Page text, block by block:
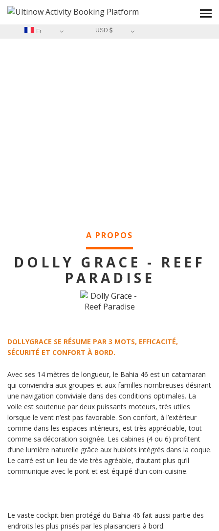
Fr USD
A PROPOS
DOLLY GRACE - REEF
PARADISE
DOLLYGRACE SE RÉSUME PAR 3 MOTS, EFFICACITÉ,
SÉCURITÉ ET CONFORT À BORD.
Avec ses 14 mètres de longueur, le Bahia 46 est un catamaran
qui conviendra aux groupes et aux familles nombreuses désirant
une navigation conviviale dans des conditions optimales. La
voile est soutenue par deux puissants moteurs, très utiles
lorsque le vent n’est pas favorable. Son confort, à l’extérieur
comme dans les espaces intérieurs, est très appréciable, tout
comme sa décoration soignée. Les cabines (4 ou 6) profitent
d’une lumière naturelle grâce aux hublots intégrés dans la coque.
Le carré est un lieu de vie très agréable, d’autant plus qu’il
communique avec le pont et est équipé d’un coin-cuisine.
Le vaste cockpit bien protégé du Bahia 46 fait aussi partie des
endroits les plus prisés par les plaisanciers à bord.